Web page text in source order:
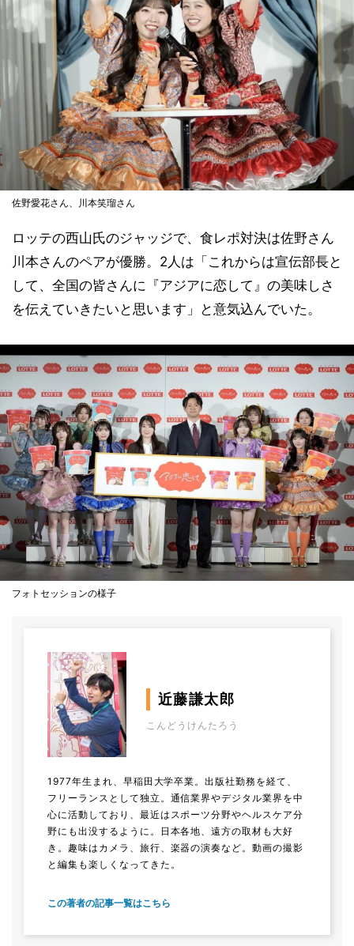
佐野愛花さん、川本笑瑠さん
ロッテの西山氏のジャッジで、食レポ対決は佐野さん
川本さんのペアが優勝。2人は「これからは宣伝部長と
して、全国の皆さんに『アジアに恋して』の美味しさ
を伝えていきたいと思います」と意気込んでいた。
フォトセッションの様子
近藤謙太郎
こんどうけんたろう
1977年生まれ、早稲田大学卒業。出版社勤務を経て、
フリーランスとして独立。通信業界やデジタル業界を中
心に活動しており、最近はスポーツ分野やヘルスケア分
野にも出没するように。日本各地、遠方の取材も大好
き。趣味はカメラ、旅行、楽器の演奏など。動画の撮影
と編集も楽しくなってきた。
この著者の記事一覧はこちら